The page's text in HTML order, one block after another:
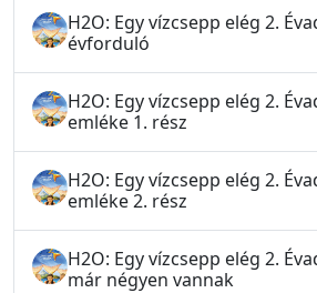
H2O: Egy vízcsepp elég 2.
évforduló
H2O: Egy vízcsepp elég 2.
emléke 1. rész
H2O: Egy vízcsepp elég 2.
emléke 2. rész
H2O: Egy vízcsepp elég 2.
már négyen vannak